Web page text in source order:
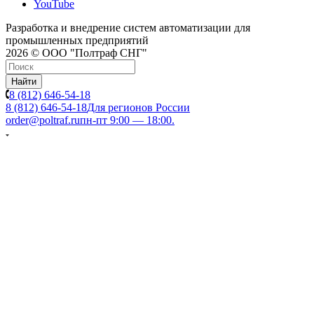
YouTube
Разработка и внедрение систем автоматизации для
промышленных предприятий
2026 © ООО "Полтраф СНГ"
Найти
8 (812) 646-54-18
8 (812) 646-54-18Для регионов России
order@poltraf.ruпн-пт 9:00 — 18:00.